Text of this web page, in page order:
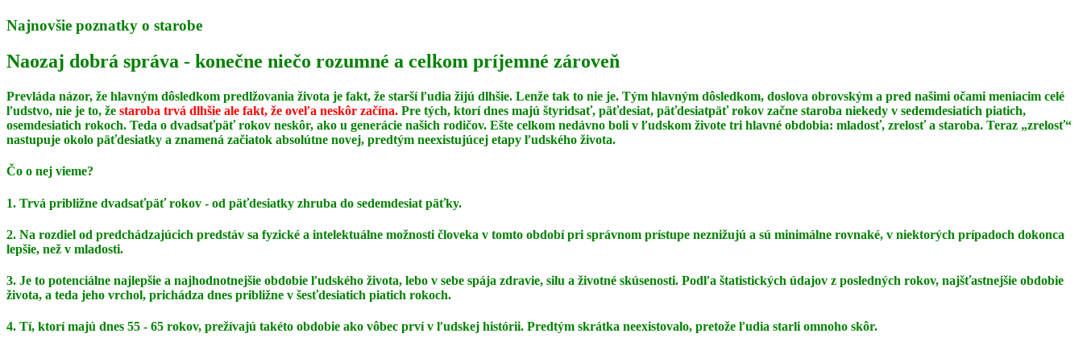
Najnovšie poznatky o starobe
Naozaj dobrá správa - konečne niečo rozumné a celkom príjemné zároveň
Prevláda názor, že hlavným dôsledkom predlžovania života je fakt, že starší ľudia žijú dlhšie. Lenže tak to nie je. Tým hlavným dôsledkom, doslova obrovským a pred našimi očami meniacim celé
ľudstvo, nie je to, že staroba trvá dlhšie ale fakt, že oveľa neskôr začína. Pre tých, ktorí dnes majú štyridsať, päťdesiat, päťdesiatpäť rokov začne staroba niekedy v sedemdesiatich piatich,
osemdesiatich rokoch. Teda o dvadsaťpäť rokov neskôr, ako u generácie našich rodičov. Ešte celkom nedávno boli v ľudskom živote tri hlavné obdobia: mladosť, zrelosť a staroba. Teraz „zrelosť“
nastupuje okolo päťdesiatky a znamená začiatok absolútne novej, predtým neexistujúcej etapy ľudského života.
Čo o nej vieme?
1. Trvá približne dvadsaťpäť rokov - od päťdesiatky zhruba do sedemdesiat päťky.
2. Na rozdiel od predchádzajúcich predstáv sa fyzické a intelektuálne možnosti človeka v tomto období pri správnom prístupe neznižujú a sú minimálne rovnaké, v niektorých prípadoch dokonca
lepšie, než v mladosti.
3. Je to potenciálne najlepšie a najhodnotnejšie obdobie ľudského života, lebo v sebe spája zdravie, silu a životné skúsenosti. Podľa štatistických údajov z posledných rokov, najšťastnejšie obdobie
života, a teda jeho vrchol, prichádza dnes približne v šesťdesiatich piatich rokoch.
4. Tí, ktorí majú dnes 55 - 65 rokov, prežívajú takéto obdobie ako vôbec prví v ľudskej histórii. Predtým skrátka neexistovalo, pretože ľudia starli omnoho skôr.